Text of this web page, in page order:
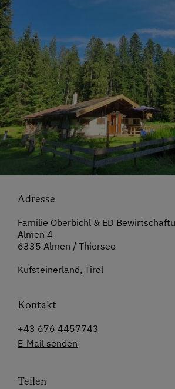
Adresse
Familie Oberbichl & ED
Almen 4
6335 Almen / Thiersee
Kufsteinerland, Tirol
Kontakt
+43 676 4457743
E-Mail senden
Teilen